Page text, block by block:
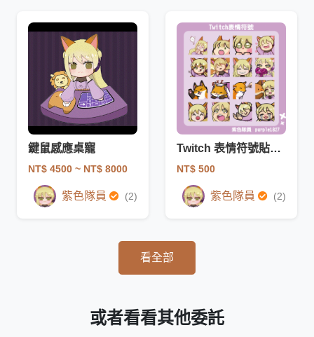
鍵鼠感應桌寵
NT$ 4500 ~ NT$ 8000
紫色隊員 (2)
Twitch 表情符號貼圖/動圖
NT$ 500
紫色隊員 (2)
看全部
或者看看其他委託